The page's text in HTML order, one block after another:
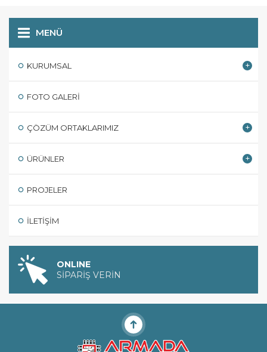
MENÜ
KURUMSAL
FOTO GALERI
ÇÖZÜM ORTAKLARIMIZ
ÜRÜNLER
PROJELER
İLETIŞIM
ONLINE
SİPARİŞ VERİN